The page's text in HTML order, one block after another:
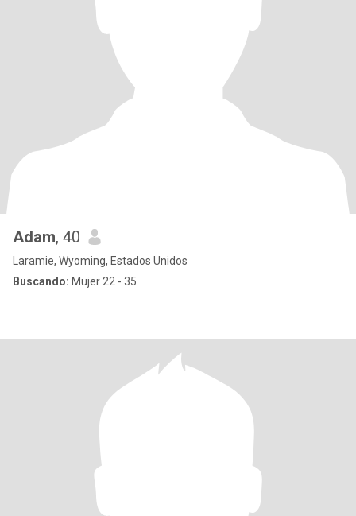
Adam, 40
Laramie, Wyoming, Estados Unidos
Buscando: Mujer 22 - 35